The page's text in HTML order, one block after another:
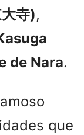
寺),
de Nara.
que